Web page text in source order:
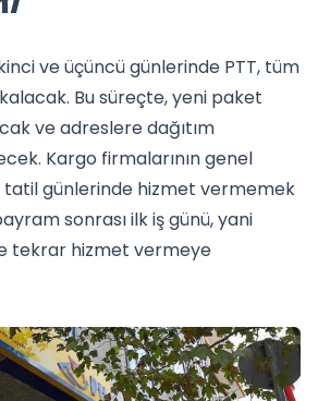
ve üçüncü günlerinde PTT, tüm
Bu süreçte, yeni paket
ve adreslere dağıtım
Kargo firmalarının genel
tatil günlerinde hizmet vermemek
sonrası ilk iş günü, yani
tekrar hizmet vermeye